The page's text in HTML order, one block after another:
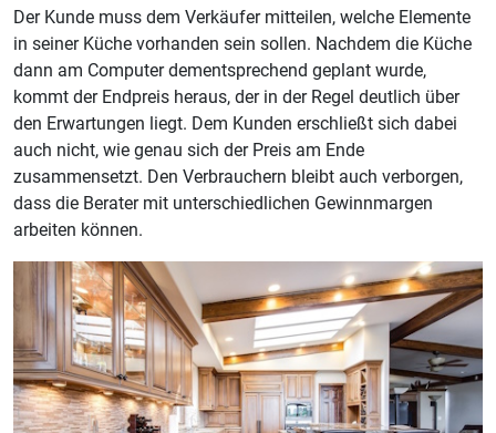
Der Kunde muss dem Verkäufer mitteilen, welche Elemente
in seiner Küche vorhanden sein sollen. Nachdem die Küche
dann am Computer dementsprechend geplant wurde,
kommt der Endpreis heraus, der in der Regel deutlich über
den Erwartungen liegt. Dem Kunden erschließt sich dabei
auch nicht, wie genau sich der Preis am Ende
zusammensetzt. Den Verbrauchern bleibt auch verborgen,
dass die Berater mit unterschiedlichen Gewinnmargen
arbeiten können.